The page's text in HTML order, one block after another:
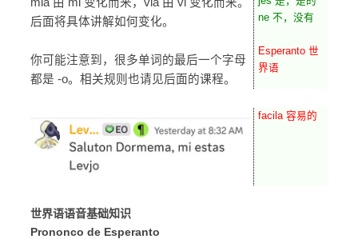
后面将具体讲解如何变化。
你可能注意到，很多单词的最后一个字母
都是 -o。相关规则也请见后面的课程。
ne 不，没有
Esperanto 世
界语
facila 容易的
世界语语音基础知识
Prononco de Esperanto